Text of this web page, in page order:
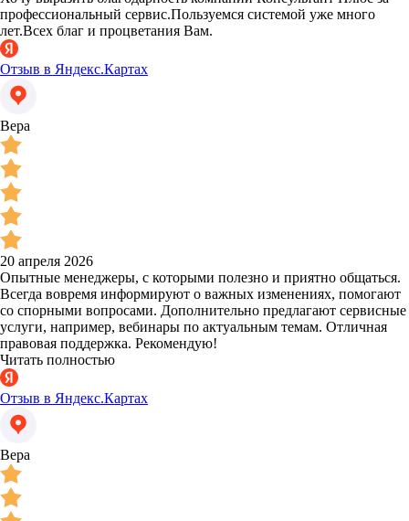
профессиональный сервис.Пользуемся системой уже много
лет.Всех благ и процветания Вам.
Отзыв в Яндекс.Картах
Вера
20 апреля 2026
Опытные менеджеры, с которыми полезно и приятно общаться.
Всегда вовремя информируют о важных изменениях, помогают
со спорными вопросами. Дополнительно предлагают сервисные
услуги, например, вебинары по актуальным темам. Отличная
правовая поддержка. Рекомендую!
Читать полностью
Отзыв в Яндекс.Картах
Вера